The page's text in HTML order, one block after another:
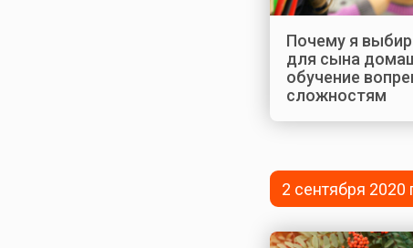
Почему я
для сына
обучение
сложностям
2 сентября 2020